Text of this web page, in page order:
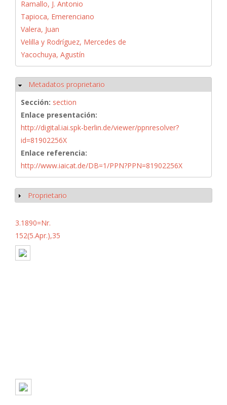
Ramallo, J. Antonio
Tapioca, Emerenciano
Valera, Juan
Velilla y Rodríguez, Mercedes de
Yacochuya, Agustín
Ocultar
Metadatos proprietario
Sección: section
Enlace presentación:
http://digital.iai.spk-berlin.de/viewer/ppnresolver?
id=81902256X
Enlace referencia:
http://www.iaicat.de/DB=1/PPN?PPN=81902256X
Mostrar
Proprietario
3.1890=Nr.
152(5.Apr.),35